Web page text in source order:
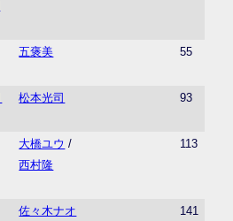
五褒美 55
松本光司 93
大橋ユウ /
西村隆
113
佐々木ナオ
141